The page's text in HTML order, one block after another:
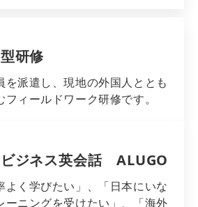
研修
を派遣し、現地の外国人ととも
ィールドワーク研修です。
ジネス英会話　ALUGO
よく学びたい」、「日本にいな
ーニングを受けたい」、「海外